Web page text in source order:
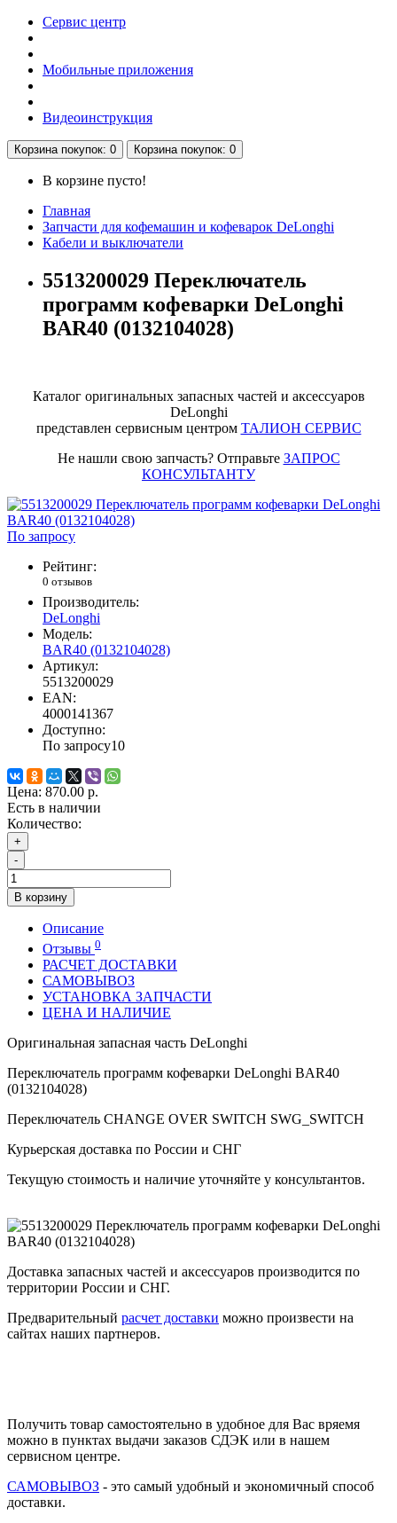
Сервис центр
Мобильные приложения
Видеоинструкция
Корзинапокупок: 0 Корзинапокупок: 0
В корзине пусто!
Главная
Запчасти для кофемашин и кофеварок DeLonghi
Кабели и выключатели
5513200029 Переключатель
программ кофеварки DeLonghi
BAR40 (0132104028)
Каталог оригинальных запасных частей и аксессуаров
DeLonghi
представлен сервисным центром ТАЛИОН СЕРВИС
Не нашли свою запчасть? Отправьте ЗАПРОС
КОНСУЛЬТАНТУ
По запросу
Рейтинг:
0 отзывов
Производитель:
DeLonghi
Модель:
BAR40 (0132104028)
Артикул:
5513200029
EAN:
4000141367
Доступно:
По запросу10
Цена: 870.00 р.
Есть в наличии
Количество:
+
-
В корзину
Описание
Отзывы 0
РАСЧЕТ ДОСТАВКИ
САМОВЫВОЗ
УСТАНОВКА ЗАПЧАСТИ
ЦЕНА И НАЛИЧИЕ
Оригинальная запасная часть DeLonghi
Переключатель программ кофеварки DeLonghi BAR40
(0132104028)
Переключатель CHANGE OVER SWITCH SWG_SWITCH
Курьерская доставка по России и СНГ
Текущую стоимость и наличие уточняйте у консультантов.
Доставка запасных частей и аксессуаров производится по
территории России и СНГ.
Предварительный расчет доставки можно произвести на
сайтах наших партнеров.
Получить товар самостоятельно в удобное для Вас вряемя
можно в пунктах выдачи заказов СДЭК или в нашем
сервисном центре.
САМОВЫВОЗ - это самый удобный и экономичный способ
доставки.